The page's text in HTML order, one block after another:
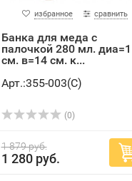
избранное сравнить
Банка для меда с
палочкой 280 мл.
см. в=14 см. к...
Арт.:355-003(C)
(0)
1 879 руб.
1 280 руб.